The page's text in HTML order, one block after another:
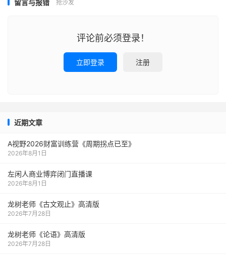
留言与报错 抢沙发
评论前必须登录！
立即登录 注册
近期文章
A视野2026财富训练营《周期拐点已至》
2026年8月1日
左闲人商业博弈闭门直播课
2026年8月1日
龙树老师《古文观止》高清版
2026年7月28日
龙树老师《论语》高清版
2026年7月28日